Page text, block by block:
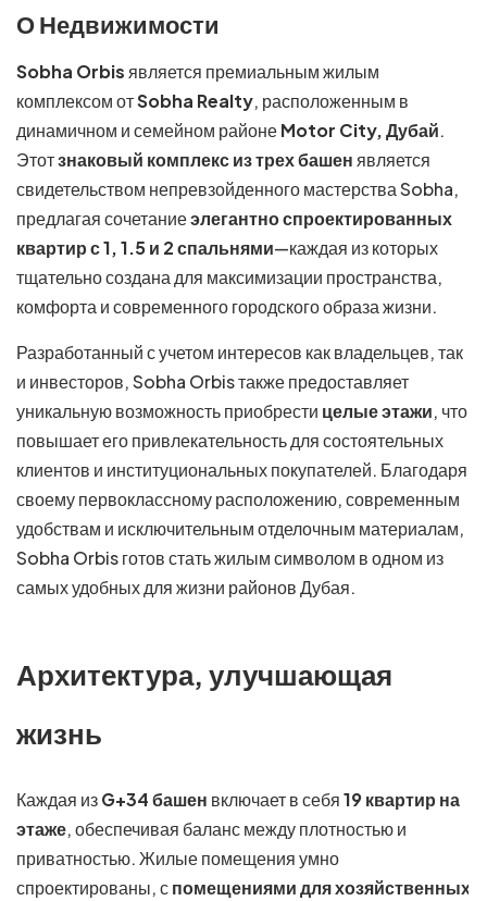
О Недвижимости
Sobha Orbisявляется премиальным жилым
комплексом отSobha Realty, расположенным в
динамичном и семейном районеMotor City, Дубай.
Этотзнаковый комплекс из трех башенявляется
свидетельством непревзойденного мастерства Sobha,
предлагая сочетаниеэлегантно спроектированных
квартир с 1, 1.5 и 2 спальнями—каждая из которых
тщательно создана для максимизации пространства,
комфорта и современного городского образа жизни.
Разработанный с учетом интересов как владельцев, так
и инвесторов, Sobha Orbis также предоставляет
уникальную возможность приобрести целые этажи, что
повышает его привлекательность для состоятельных
клиентов и институциональных покупателей. Благодаря
своему первоклассному расположению, современным
удобствам и исключительным отделочным материалам,
Sobha Orbis готов стать жилым символом в одном из
самых удобных для жизни районов Дубая.
Архитектура, улучшающая
жизнь
Каждая изG+34 башен включает в себя19 квартир на
этаже, обеспечивая баланс между плотностью и
приватностью. Жилые помещения умно
спроектированы, спомещениями для хозяйственных